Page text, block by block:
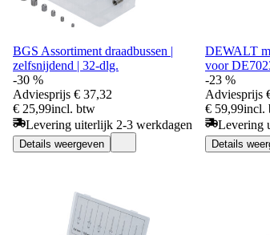
BGS Assortiment draadbussen |
zelfsnijdend | 32-dlg.
-30 %
Adviesprijs € 37,32
€ 25,99incl. btw
Levering uiterlijk 2-3 werkdagen
Details weergeven
DEWALT
voor
-23 %
Adviesprijs
€ 59,99incl.
Levering
Details